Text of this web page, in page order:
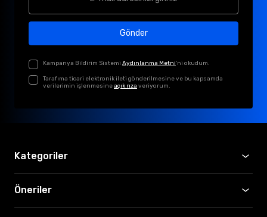
Gönder
Kampanya Bildirim Sistemi Aydınlanma Metni'ni okudum.
Tarafıma ticari elektronik ileti gönderilmesine ve bu kapsamda
verilerimin işlenmesineaçık rıza veriyorum.
Kategoriler
Öneriler